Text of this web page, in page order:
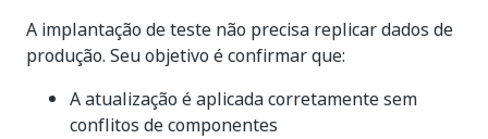
A implantação de teste não precisa replicar dados de
produção. Seu objetivo é confirmar que:
A atualização é aplicada corretamente sem
conflitos de componentes